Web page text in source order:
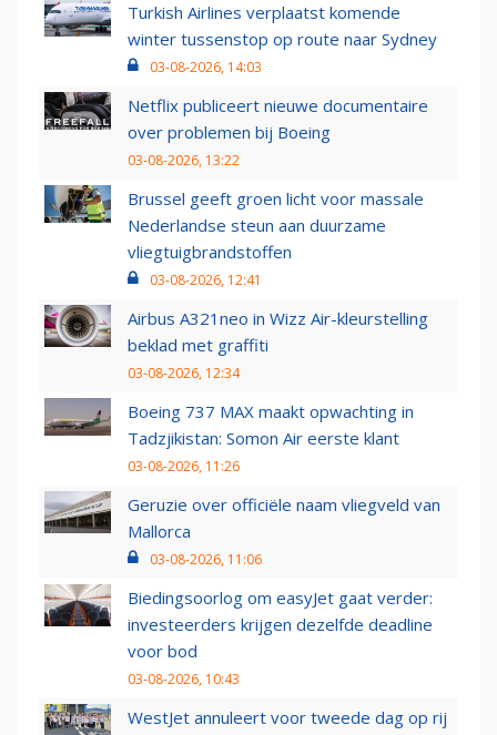
Turkish Airlines verplaatst komende
winter tussenstop op route naar Sydney
03-08-2026, 14:03
Netflix publiceert nieuwe documentaire
over problemen bij Boeing
03-08-2026, 13:22
Brussel geeft groen licht voor massale
Nederlandse steun aan duurzame
vliegtuigbrandstoffen
03-08-2026, 12:41
Airbus A321neo in Wizz Air-kleurstelling
beklad met graffiti
03-08-2026, 12:34
Boeing 737 MAX maakt opwachting in
Tadzjikistan: Somon Air eerste klant
03-08-2026, 11:26
Geruzie over officiële naam vliegveld van
Mallorca
03-08-2026, 11:06
Biedingsoorlog om easyJet gaat verder:
investeerders krijgen dezelfde deadline
voor bod
03-08-2026, 10:43
WestJet annuleert voor tweede dag op rij